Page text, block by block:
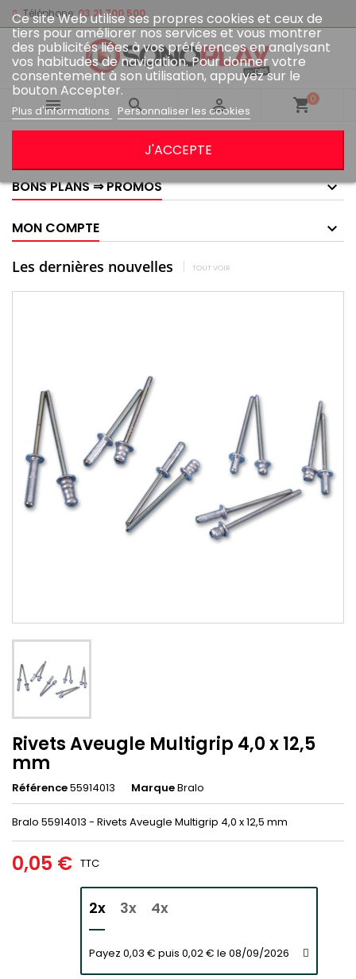
Téléphone: 03 21 700 500
Ce site Web utilise ses propres cookies et ceux de
tiers pour améliorer nos services et vous montrer
des publicités liées à vos préférences en analysant
vos habitudes de navigation. Pour donner votre
consentement à son utilisation, appuyez sur le
bouton Accepter.
Plus d'informations Personnaliser les cookies
J'ACCEPTE
   shopping_cart0
BONS PLANS ⇒ PROMOS
MON COMPTE
Les dernières nouvelles TOUT VOIR
Rivets Aveugle Multigrip 4,0 x 12,5
mm
Référence55914013 MarqueBralo
Bralo 55914013 - Rivets Aveugle Multigrip 4,0 x 12,5 mm
0,05 € TTC
2x 3x 4x
Payez 0,03 € puis 0,02 € le 08/09/2026